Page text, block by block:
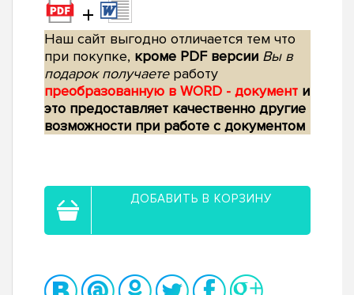
+
Наш сайт выгодно отличается тем что
при покупке, кроме PDF версии Вы в
подарок получаетеработу
преобразованную в WORD - документ и
это предоставляет качественно другие
возможности при работе с документом
ДОБАВИТЬ В КОРЗИНУ